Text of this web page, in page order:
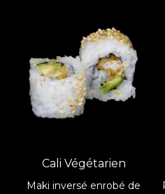
Cali Végétarien
Maki inversé enrobé de